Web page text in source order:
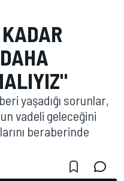
yaşadığı sorunlar,
vadeli geleceğini
beraberinde